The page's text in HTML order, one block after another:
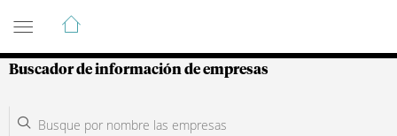
Guía de Empresas Colombianas
Buscador de información de empresas